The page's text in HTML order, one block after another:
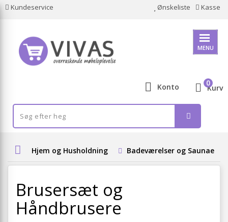
Kundeservice Ønskeliste Kasse
MENU
Konto Kurv
0
Hjem og Husholdning Badeværelser og Saunaer
Brusersæt og
Håndbrusere